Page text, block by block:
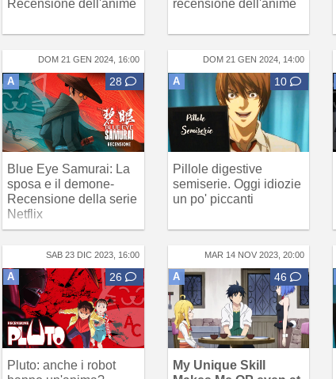
Recensione dell'anime
recensione dell'anime
DOM 21 GEN 2024, 16:00
A 28
Blue Eye Samurai: La
sposa e il demone-
Recensione della serie
Netflix
DOM 21 GEN 2024, 14:00
A 10
Pillole digestive
semiserie. Oggi idiozie
un po' piccanti
SAB 23 DIC 2023, 16:00
A 26
Pluto: anche i robot
MAR 14 NOV 2023, 20:00
A 46
My Unique Skill